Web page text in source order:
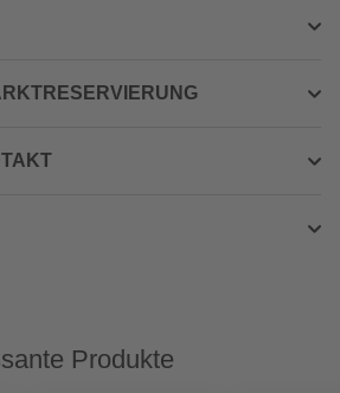
Produkte